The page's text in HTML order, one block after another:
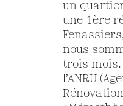
un
une 1ère
nous
trois mois.
l’ANRU